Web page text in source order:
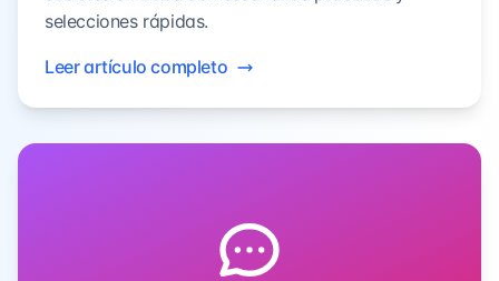
selecciones rápidas.
Leer artículo completo